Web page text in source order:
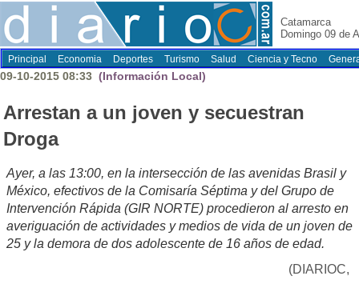
Catamarca
Domingo 09 de
Principal Economia Deportes Turismo Salud Ciencia y Tecno
09-10-2015 08:33 (Información Local)
Arrestan a un joven y secuestran
Droga
Ayer, a las 13:00, en la intersección de las avenidas Brasil y
México, efectivos de la Comisaría Séptima y del Grupo de
Intervención Rápida (GIR NORTE) procedieron al arresto en
averiguación de actividades y medios de vida de un joven de
25 y la demora de dos adolescente de 16 años de edad.
(DIARIOC,